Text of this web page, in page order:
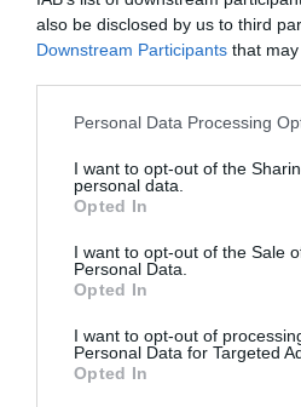
also be disclosed by us to third
Downstream Participants that
Personal Data Processing
I want to opt-out of the
personal data.
Opted In
I want to opt-out of the Sale
Personal Data.
Opted In
I want to opt-out of
Personal Data for Targeted
Opted In
>>>Italia, asistentă
de 17 ani: ”A muncit din
cercetare, invocă
Magistrații încearcă să
tragediei și să înțeleagă
metri, eramarcată
STIRI ITALIA